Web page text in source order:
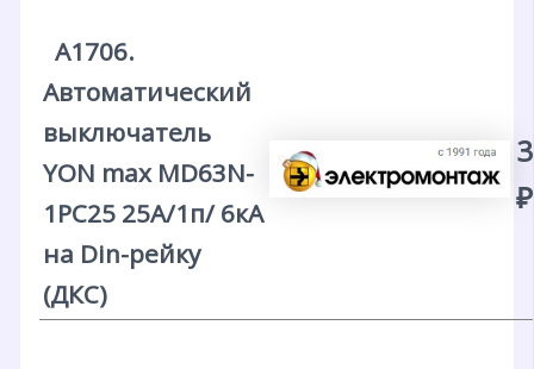
А1706.
Автоматический
выключатель
YON max MD63N-
1PC25 25А/1п/ 6кА
на Din-рейку
(ДКС)
₽